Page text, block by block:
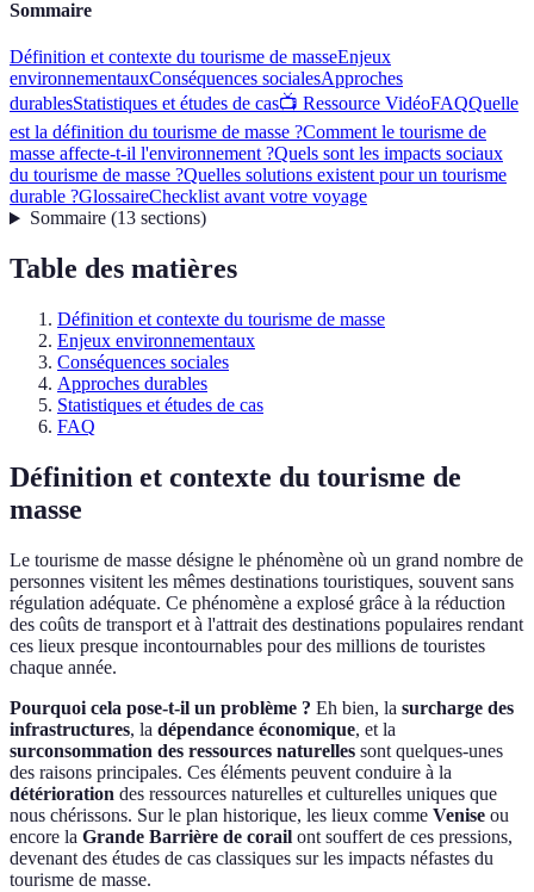
Sommaire
Définition et contexte du tourisme de masseEnjeux
environnementauxConséquences socialesApproches
durablesStatistiques et études de cas📺 Ressource VidéoFAQQuelle
est la définition du tourisme de masse ?Comment le tourisme de
masse affecte-t-il l'environnement ?Quels sont les impacts sociaux
du tourisme de masse ?Quelles solutions existent pour un tourisme
durable ?GlossaireChecklist avant votre voyage
Sommaire(13 sections)
Table des matières
Définition et contexte du tourisme de masse
Enjeux environnementaux
Conséquences sociales
Approches durables
Statistiques et études de cas
FAQ
Définition et contexte du tourisme de
masse
Le tourisme de masse désigne le phénomène où un grand nombre de
personnes visitent les mêmes destinations touristiques, souvent sans
régulation adéquate. Ce phénomène a explosé grâce à la réduction
des coûts de transport et à l'attrait des destinations populaires rendant
ces lieux presque incontournables pour des millions de touristes
chaque année.
Pourquoi cela pose-t-il un problème ? Eh bien, la surcharge des
infrastructures, la dépendance économique, et la
surconsommation des ressources naturelles sont quelques-unes
des raisons principales. Ces éléments peuvent conduire à la
détérioration des ressources naturelles et culturelles uniques que
nous chérissons. Sur le plan historique, les lieux comme Venise ou
encore la Grande Barrière de corail ont souffert de ces pressions,
devenant des études de cas classiques sur les impacts néfastes du
tourisme de masse.